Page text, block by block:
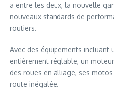
a entre les deux, la nouvelle
nouveaux standards de
routiers.
Avec des équipements incluant
entièrement réglable, un
des roues en alliage, ses
route inégalée.